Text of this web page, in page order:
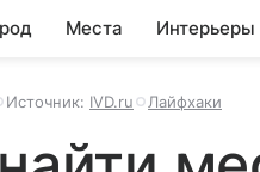
Места Интерьеры
Источник: IVD.ru Лайфхаки